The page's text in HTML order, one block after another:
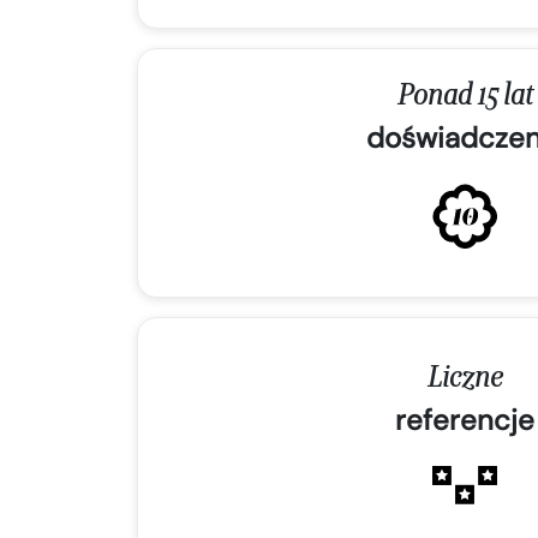
Ponad 15 lat
Liczne
referencje